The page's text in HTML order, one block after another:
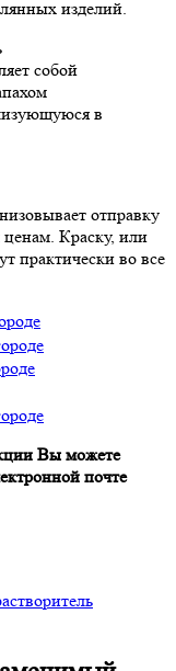
изделий.
собой
в
отправку
Краску, или
практически во все
Вы можете
почте